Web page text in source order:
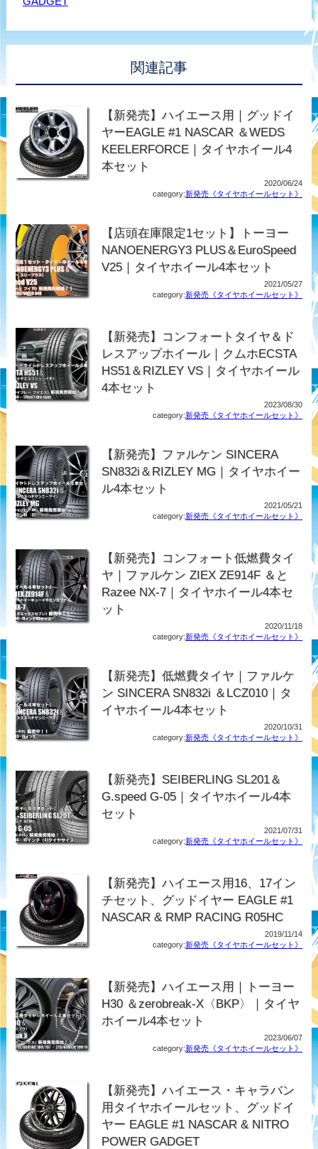
関連記事
【新発売】ハイエース用｜グッドイ
ヤーEAGLE #1 NASCAR ＆WEDS
KEELERFORCE｜タイヤホイール4
本セット
2020/06/24
category:新発売《タイヤホイールセット》
【店頭在庫限定1セット】トーヨー
NANOENERGY3 PLUS＆EuroSpeed
V25｜タイヤホイール4本セット
2021/05/27
category:新発売《タイヤホイールセット》
【新発売】コンフォートタイヤ＆ド
レスアップホイール｜クムホECSTA
HS51＆RIZLEY VS｜タイヤホイール
4本セット
2023/08/30
category:新発売《タイヤホイールセット》
【新発売】ファルケン SINCERA
SN832i＆RIZLEY MG｜タイヤホイー
ル4本セット
2021/05/21
category:新発売《タイヤホイールセット》
【新発売】コンフォート低燃費タイ
ヤ｜ファルケン ZIEX ZE914F ＆と
Razee NX-7｜タイヤホイール4本セ
ット
2020/11/18
category:新発売《タイヤホイールセット》
【新発売】低燃費タイヤ｜ファルケ
ン SINCERA SN832i ＆LCZ010｜タ
イヤホイール4本セット
2020/10/31
category:新発売《タイヤホイールセット》
【新発売】SEIBERLING SL201＆
G.speed G-05｜タイヤホイール4本
セット
2021/07/31
category:新発売《タイヤホイールセット》
【新発売】ハイエース用16、17イン
チセット、グッドイヤー EAGLE #1
NASCAR & RMP RACING R05HC
2019/11/14
category:新発売《タイヤホイールセット》
【新発売】ハイエース用｜トーヨー
H30 ＆zerobreak-X〈BKP〉｜タイヤ
ホイール4本セット
2023/06/07
category:新発売《タイヤホイールセット》
【新発売】ハイエース・キャラバン
用タイヤホイールセット、グッドイ
ヤー EAGLE #1 NASCAR & NITRO
POWER GADGET